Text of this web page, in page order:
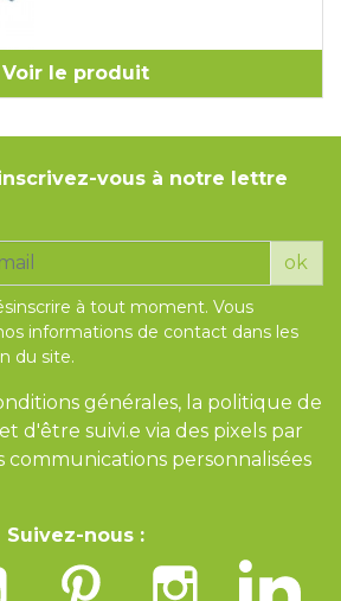
Voir le produit
vous à notre lettre
ok
à tout moment. Vous
informations de contact dans les
du site.
générales, la politique de
d'être suivi.e via des pixels par
communications personnalisées
Suivez-nous :